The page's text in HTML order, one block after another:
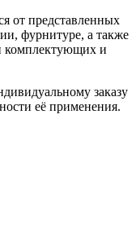
от представленных
фурнитуре, а также
комплектующих и
заказу
её применения.